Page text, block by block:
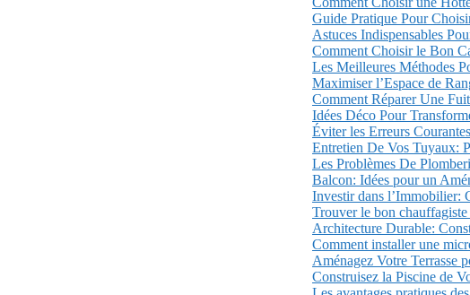
Guide Pratique Pour
Astuces Indispensables
Comment Choisir le Bon
Les Meilleures Méthodes
Maximiser l’Espace de
Comment Réparer Une
Idées Déco Pour
Éviter les Erreurs
Entretien De Vos Tuyaux:
Les Problèmes De
Balcon: Idées pour un
Investir dans l’Immobilier:
Trouver le bon
Architecture Durable:
Comment installer une
Aménagez Votre Terrasse
Construisez la Piscine de